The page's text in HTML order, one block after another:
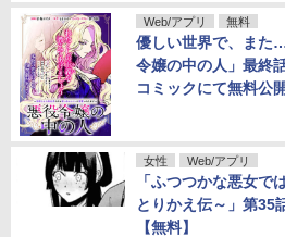
Web/アプリ 無料
優しい世界で、また
令嬢の中の人」最終
コミックにて無料公
女性 Web/アプリ
「ふつつかな悪女で
とりかえ伝～」第35
【無料】